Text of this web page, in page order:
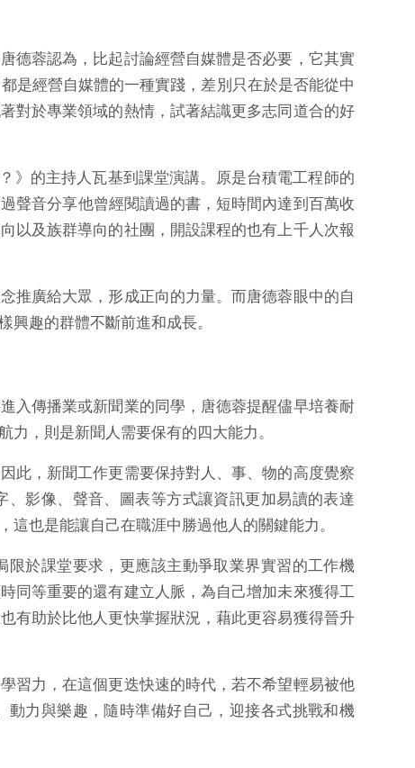
德蓉認為，比起討論經營自媒體是否必要，它其實
是經營自媒體的一種實踐，差別只在於是否能從中
對於專業領域的熱情，試著結識更多志同道合的好
》的主持人瓦基到課堂演講。原是台積電工程師的
聲音分享他曾經閱讀過的書，短時間內達到百萬收
以及族群導向的社團，開設課程的也有上千人次報
推廣給大眾，形成正向的力量。而唐德蓉眼中的自
趣的群體不斷前進和成長。
入傳播業或新聞業的同學，唐德蓉提醒儘早培養耐
，則是新聞人需要保有的四大能力。
此，新聞工作更需要保持對人、事、物的高度覺察
影像、聲音、圖表等方式讓資訊更加易讀的表達
也是能讓自己在職涯中勝過他人的關鍵能力。
於課堂要求，更應該主動爭取業界實習的工作機
同等重要的還有建立人脈，為自己增加未來獲得工
有助於比他人更快掌握狀況，藉此更容易獲得晉升
習力，在這個更迭快速的時代，若不希望輕易被他
力與樂趣，隨時準備好自己，迎接各式挑戰和機